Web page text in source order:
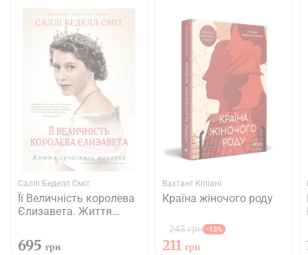
Саллі Беделл Сміт
Її Величність королева
Єлизавета. Життя
695 грн
Вахтанг Кіпіані
Країна жіночого роду
243 грн -13%
211 грн